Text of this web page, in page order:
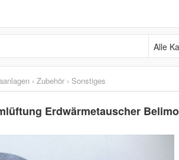
Alle
› Zubehör › Sonstiges
Erdwärmetauscher